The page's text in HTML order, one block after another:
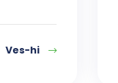
Ves-hi